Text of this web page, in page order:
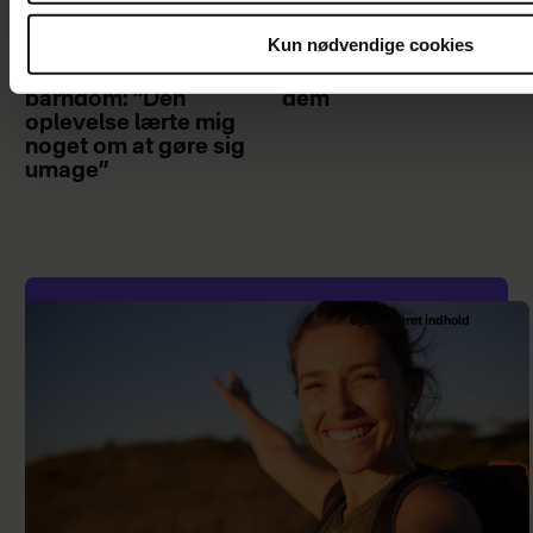
Kun nødvendige cookies
minde fra sin
barndom: ”Den
oplevelse lærte mig
noget om at gøre sig
umage”
aldrig gode fædre -
og min søn er en af
dem
Sponsoreret indhold